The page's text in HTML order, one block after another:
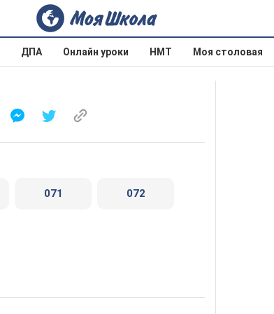
ДПА Онлайн уроки НМТ Моя столовая
071 072